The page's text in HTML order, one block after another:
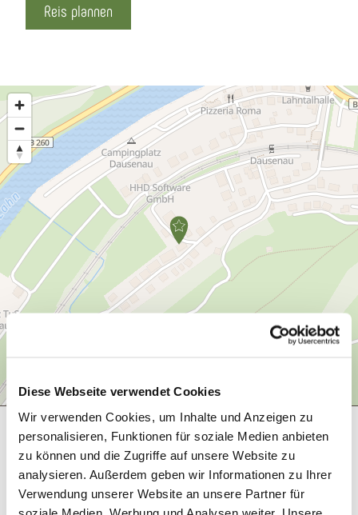
Diese Webseite verwendet Cookies
Wir verwenden Cookies, um Inhalte und Anzeigen zu
personalisieren, Funktionen für soziale Medien anbieten
zu können und die Zugriffe auf unsere Website zu
analysieren. Außerdem geben wir Informationen zu Ihrer
Verwendung unserer Website an unsere Partner für
soziale Medien, Werbung und Analysen weiter. Unsere
Reis plannen
Verdere inlichtingen